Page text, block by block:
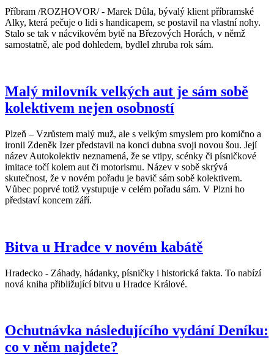
Příbram /ROZHOVOR/ - Marek Důla, bývalý klient příbramské
Alky, která pečuje o lidi s handicapem, se postavil na vlastní nohy.
Stalo se tak v nácvikovém bytě na Březových Horách, v němž
samostatně, ale pod dohledem, bydlel zhruba rok sám.
Malý milovník velkých aut je sám sobě
kolektivem nejen osobností
Plzeň – Vzrůstem malý muž, ale s velkým smyslem pro komično a
ironii Zdeněk Izer představil na konci dubna svoji novou šou. Její
název Autokolektiv neznamená, že se vtipy, scénky či písničkové
imitace točí kolem aut či motorismu. Název v sobě skrývá
skutečnost, že v novém pořadu je bavič sám sobě kolektivem.
Vůbec poprvé totiž vystupuje v celém pořadu sám. V Plzni ho
představí koncem září.
Bitva u Hradce v novém kabátě
Hradecko - Záhady, hádanky, písničky i historická fakta. To nabízí
nová kniha přibližující bitvu u Hradce Králové.
Ochutnávka následujícího vydání Deníku:
co v něm najdete?